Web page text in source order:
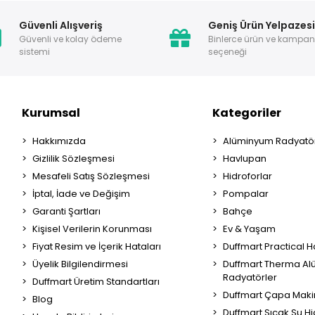
Güvenli Alışveriş
Güvenli ve kolay ödeme
sistemi
Geniş Ürün Yelpazesi
Binlerce ürün ve
seçeneği
Kurumsal
Hakkımızda
Gizlilik Sözleşmesi
Mesafeli Satış Sözleşmesi
İptal, İade ve Değişim
Garanti Şartları
Kişisel Verilerin Korunması
Fiyat Resim ve İçerik Hataları
Üyelik Bilgilendirmesi
Duffmart Üretim Standartları
Blog
Kategoriler
Alüminyum
Havlupan
Hidroforlar
Pompalar
Bahçe
Ev & Yaşam
Duffmart Practical
Duffmart Therma
Radyatörler
Duffmart Çapa